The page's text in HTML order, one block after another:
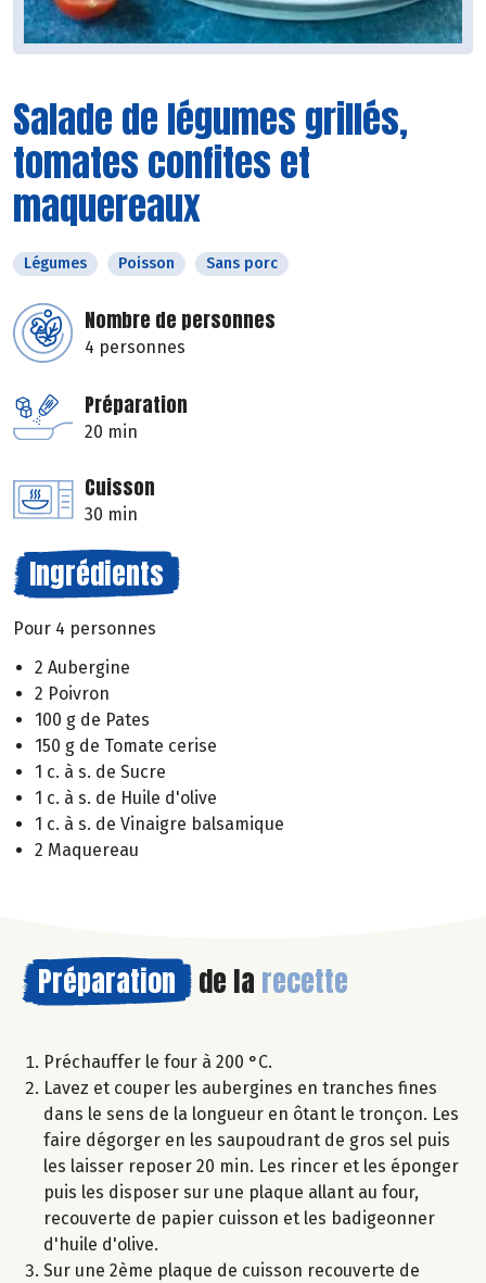
Salade de légumes grillés,
tomates confites et
maquereaux
Légumes Poisson Sans porc
Nombre de personnes
4 personnes
Préparation
20 min
Cuisson
30 min
Ingrédients
Pour 4 personnes
2 Aubergine
2 Poivron
100 g de Pates
150 g de Tomate cerise
1 c. à s. de Sucre
1 c. à s. de Huile d'olive
1 c. à s. de Vinaigre balsamique
2 Maquereau
Préparation de la recette
Préchauffer le four à 200 °C.
Lavez et couper les aubergines en tranches fines
dans le sens de la longueur en ôtant le tronçon. Les
faire dégorger en les saupoudrant de gros sel puis
les laisser reposer 20 min. Les rincer et les éponger
puis les disposer sur une plaque allant au four,
recouverte de papier cuisson et les badigeonner
d'huile d'olive.
Sur une 2ème plaque de cuisson recouverte de